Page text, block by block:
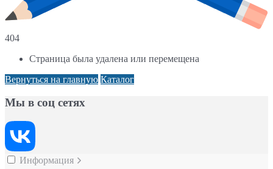
404
Страница была удалена или перемещена
Вернуться на главную Каталог
Мы в соц сетях
Информация